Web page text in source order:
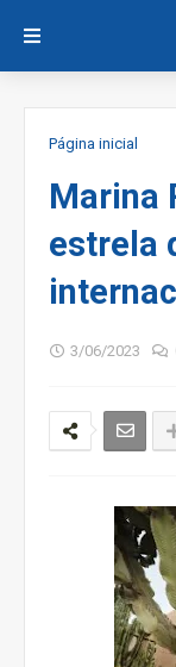
Página inicial
Marina
estrela
3/06/2023